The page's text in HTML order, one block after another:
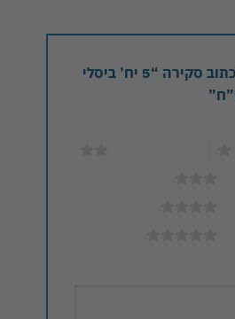
היה הראשון לכתוב סקירה “5 יח’ ביסלי